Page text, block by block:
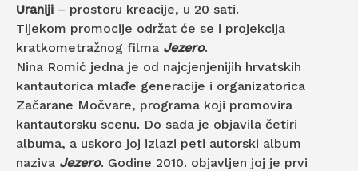
Uraniji – prostoru kreacije, u 20 sati.
Tijekom promocije održat će se i projekcija
kratkometražnog filma Jezero.
Nina Romić jedna je od najcjenjenijih hrvatskih
kantautorica mlađe generacije i organizatorica
Začarane Močvare, programa koji promovira
kantautorsku scenu. Do sada je objavila četiri
albuma, a uskoro joj izlazi peti autorski album
naziva Jezero. Godine 2010. objavljen joj je prvi